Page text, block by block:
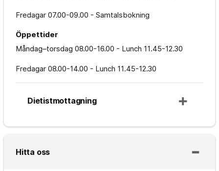
Fredagar 07.00-09.00 - Samtalsbokning
Öppettider
Måndag–torsdag 08.00-16.00 - Lunch 11.45-12.30
Fredagar 08.00-14.00 - Lunch 11.45-12.30
Dietistmottagning
Hitta oss